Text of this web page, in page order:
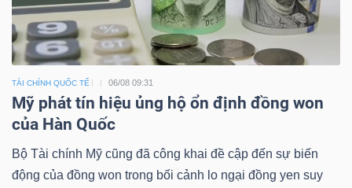
TÀI CHÍNH QUỐC TẾ 06/08 09:31
Mỹ phát tín hiệu ủng hộ ổn định đồng won
của Hàn Quốc
Bộ Tài chính Mỹ cũng đã công khai đề cập đến sự biến
động của đồng won trong bối cảnh lo ngại đồng yen suy